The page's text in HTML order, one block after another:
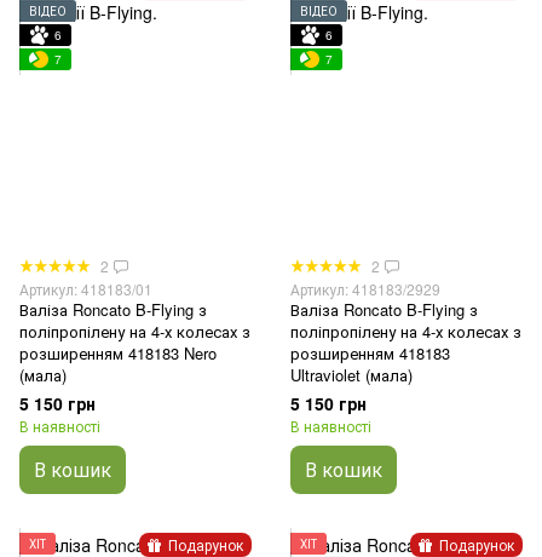
ВІДЕО
6
7
2
Артикул: 418183/01
Валіза Roncato B-Flying з
поліпропілену на 4-х колесах з
розширенням 418183 Nero
(мала)
5 150 грн
В наявності
В кошик
ВІДЕО
6
7
2
Артикул: 418183/2929
Валіза Roncato B-Flying з
поліпропілену на 4-х колесах з
розширенням 418183
Ultraviolet (мала)
5 150 грн
В наявності
В кошик
Подарунок
ХІТ
Подарунок
ХІТ